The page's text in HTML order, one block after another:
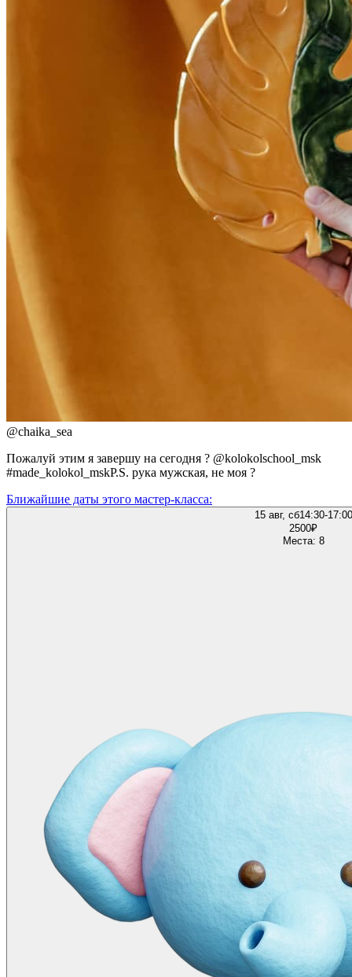
@chaika_sea
Пожалуй этим я завершу на сегодня ? @kolokolschool_msk
#made_kolokol_mskP.S. рука мужская, не моя ?
Ближайшие даты этого мастер‑класса:
15 авг, сб14:30-17:00
2500₽
Места: 8